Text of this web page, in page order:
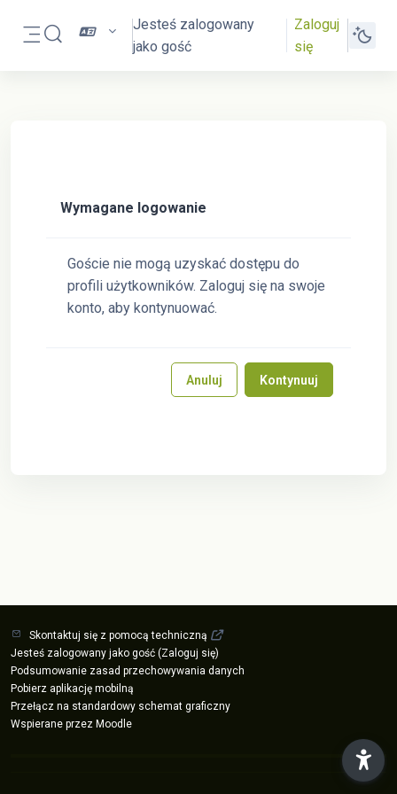
Panel boczny
Przełącznik wyszukiwarki
Jesteś zalogowany
jako gość
Zaloguj
się
Wymagane logowanie
Goście nie mogą uzyskać dostępu do
profili użytkowników. Zaloguj się na swoje
konto, aby kontynuować.
Anuluj Kontynuuj
Skontaktuj się z pomocą techniczną
Jesteś zalogowany jako gość (Zaloguj się)
Podsumowanie zasad przechowywania danych
Pobierz aplikację mobilną
Przełącz na standardowy schemat graficzny
Wspierane przez Moodle